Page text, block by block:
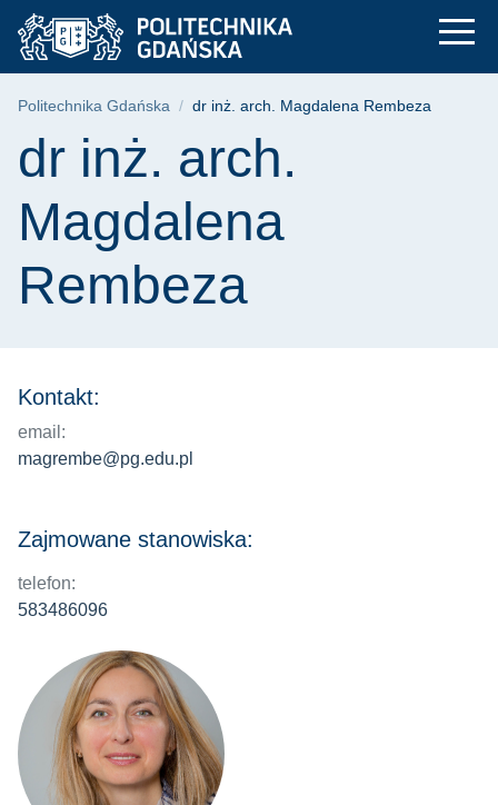
Przejdź
do
menu
Przejdź
do
wyszukiwarki
Przejdź
do
treści
dr inż. arch.
Ścieżka nawigacyjna
Politechnika Gdańska dr inż. arch. Magdalena Rembeza
Treść strony
dr inż. arch.
Magdalena
Rembeza
Kontakt:
email:
magrembe@pg.edu.pl
Zajmowane stanowiska:
telefon:
583486096